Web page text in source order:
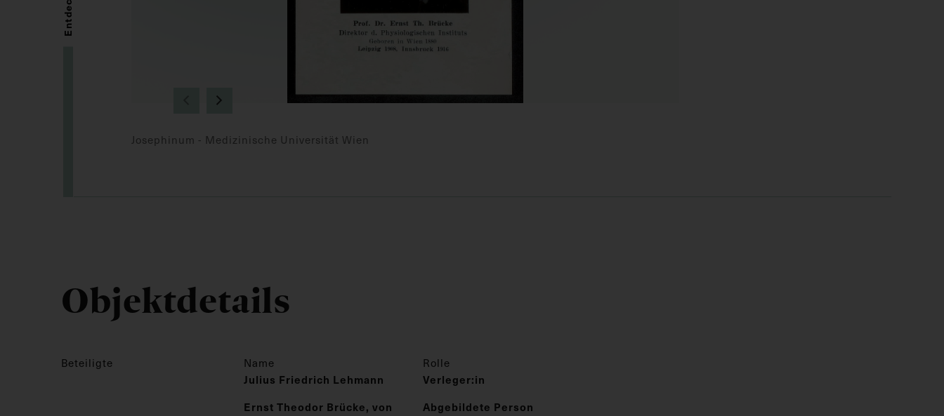
Josephinum - Medizinische Universität Wien
Objektdetails
Beteiligte Name Rolle
Julius Friedrich Lehmann
Verleger:in
Ernst Theodor Brücke, von
Abgebildete Person